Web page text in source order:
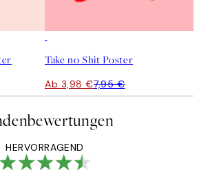
Take no Shit Poster
Ab 3,98 €7,95 €
HERVORRAGEND